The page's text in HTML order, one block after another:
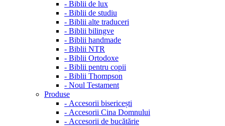
- Biblii de lux
- Biblii de studiu
- Biblii alte traduceri
- Biblii bilingve
- Biblii handmade
- Biblii NTR
- Biblii Ortodoxe
- Biblii pentru copii
- Biblii Thompson
- Noul Testament
Produse
- Accesorii bisericești
- Accesorii Cina Domnului
- Accesorii de bucătărie